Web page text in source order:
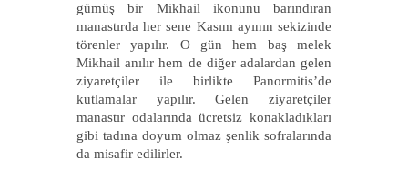
gümüş bir Mikhail ikonunu barındıran
manastırda her sene Kasım ayının sekizinde
törenler yapılır. O gün hem baş melek
Mikhail anılır hem de diğer adalardan gelen
ziyaretçiler ile birlikte Panormitis’de
kutlamalar yapılır. Gelen ziyaretçiler
manastır odalarında ücretsiz konakladıkları
gibi tadına doyum olmaz şenlik sofralarında
da misafir edilirler.